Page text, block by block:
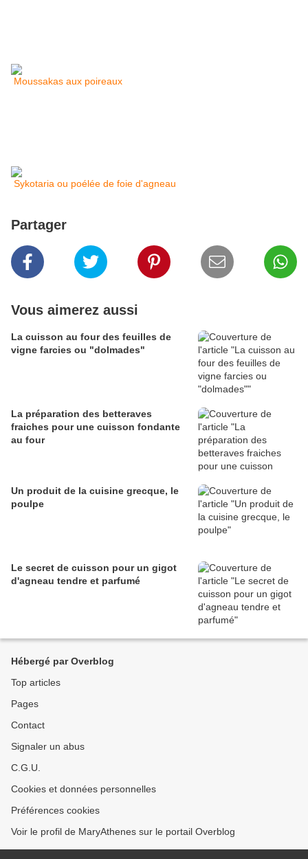
Moussakas aux poireaux
Sykotaria ou poélée de foie d'agneau
Partager
Vous aimerez aussi
La cuisson au four des feuilles de
vigne farcies ou "dolmades"
La préparation des betteraves
fraiches pour une cuisson fondante
au four
Un produit de la cuisine grecque, le
poulpe
Le secret de cuisson pour un gigot
d'agneau tendre et parfumé
Hébergé par Overblog
Top articles
Pages
Contact
Signaler un abus
C.G.U.
Cookies et données personnelles
Préférences cookies
Voir le profil de MaryAthenes sur le portail Overblog